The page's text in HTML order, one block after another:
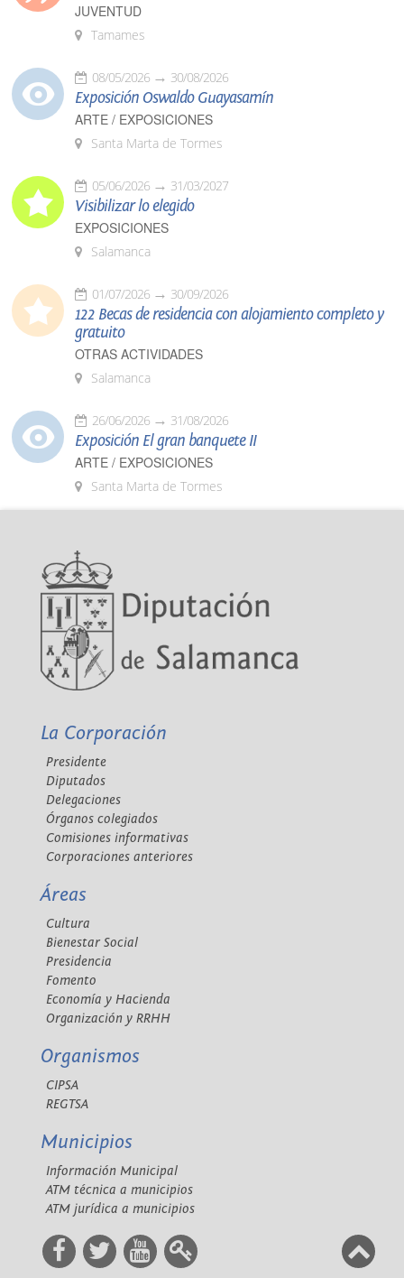
JUVENTUD
Tamames
08/05/2026 30/08/2026
Exposición Oswaldo Guayasamín
ARTE / EXPOSICIONES
Santa Marta de Tormes
05/06/2026 31/03/2027
Visibilizar lo elegido
EXPOSICIONES
Salamanca
01/07/2026 30/09/2026
122 Becas de residencia con alojamiento completo y
gratuito
OTRAS ACTIVIDADES
Salamanca
26/06/2026 31/08/2026
Exposición El gran banquete II
ARTE / EXPOSICIONES
Santa Marta de Tormes
La Corporación
Presidente
Diputados
Delegaciones
Órganos colegiados
Comisiones informativas
Corporaciones anteriores
Áreas
Cultura
Bienestar Social
Presidencia
Fomento
Economía y Hacienda
Organización y RRHH
Organismos
CIPSA
REGTSA
Municipios
Información Municipal
ATM técnica a municipios
ATM jurídica a municipios